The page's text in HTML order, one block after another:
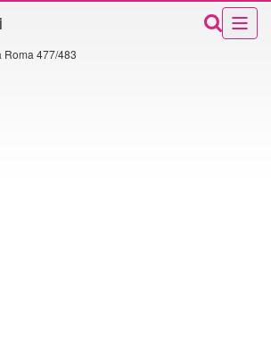
Roma 477/483